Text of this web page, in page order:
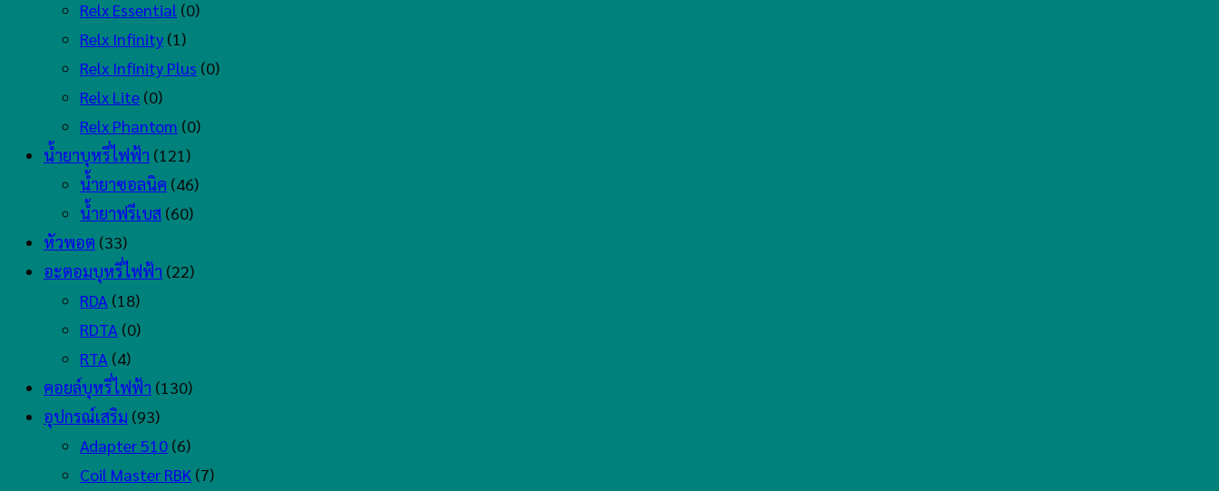
Relx Essential (0)
Relx Infinity (1)
Relx Infinity Plus (0)
Relx Lite (0)
Relx Phantom (0)
น้ำยาบุหรี่ไฟฟ้า (121)
น้ำยาซอลนิค (46)
น้ำยาฟรีเบส (60)
หัวพอต (33)
อะตอมบุหรี่ไฟฟ้า (22)
RDA (18)
RDTA (0)
RTA (4)
คอยล์บุหรี่ไฟฟ้า (130)
อุปกรณ์เสริม (93)
Adapter 510 (6)
Coil Master RBK (7)